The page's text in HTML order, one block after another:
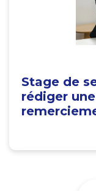
Stage de
rédiger